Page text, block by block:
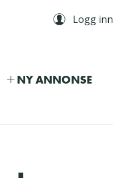
Logg inn
NY ANNONSE